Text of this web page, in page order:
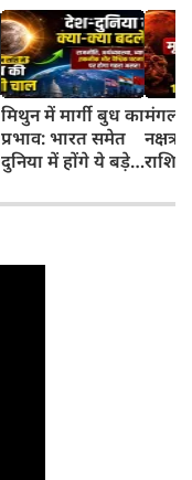
मिथुन में मार्गी बुध का
प्रभाव: भारत समेत
दुनिया में होंगे ये बड़े
मंगल
नक्षत्र
किसे